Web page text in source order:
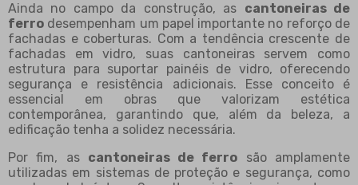
Ainda no campo da construção, as cantoneiras de
ferro desempenham um papel importante no reforço de
fachadas e coberturas. Com a tendência crescente de
fachadas em vidro, suas cantoneiras servem como
estrutura para suportar painéis de vidro, oferecendo
segurança e resistência adicionais. Esse conceito é
essencial em obras que valorizam estética
contemporânea, garantindo que, além da beleza, a
edificação tenha a solidez necessária.
Por fim, as cantoneiras de ferro são amplamente
utilizadas em sistemas de proteção e segurança, como